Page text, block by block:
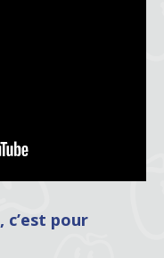
c’est pour